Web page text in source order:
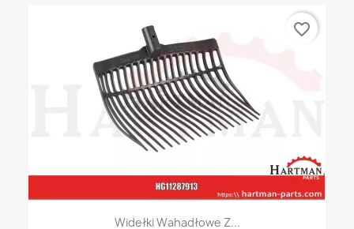
Widełki Wahadłowe Z...
favorite_border